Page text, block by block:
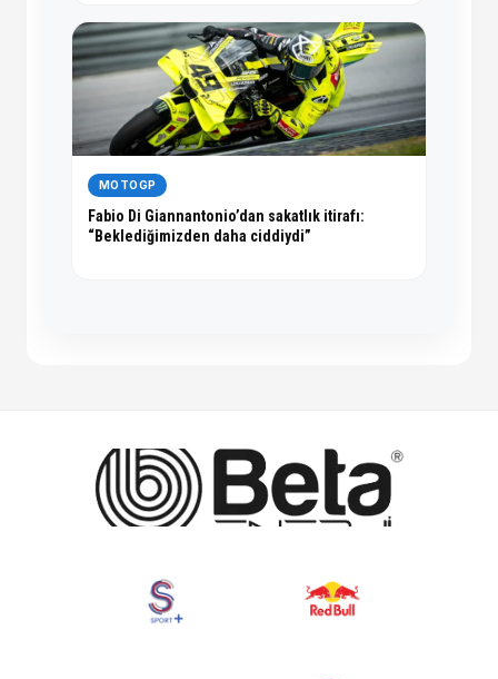
MOTOGP
Fabio Di Giannantonio’dan sakatlık itirafı:
“Beklediğimizden daha ciddiydi”